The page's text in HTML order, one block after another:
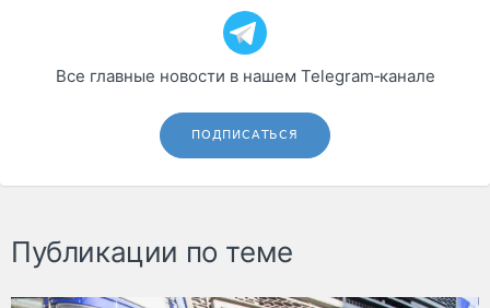
Все главные новости в нашем Telegram‑канале
ПОДПИСАТЬСЯ
Публикации по теме